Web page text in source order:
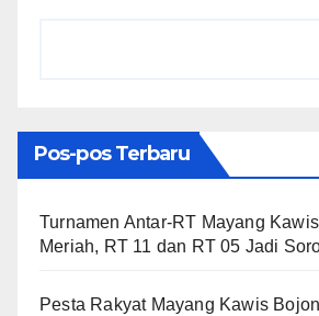
Pos-pos Terbaru
Turnamen Antar-RT Mayang
Meriah, RT 11 dan RT 05 Jadi
​Pesta Rakyat Mayang Kawis